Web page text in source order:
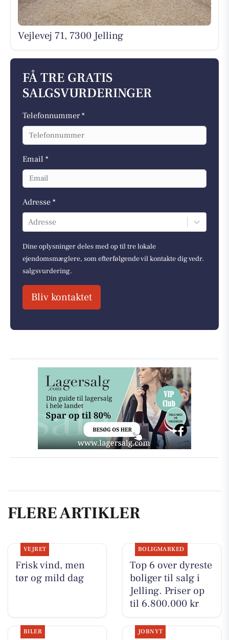
Vejlevej 71, 7300 Jelling
FÅ TRE GRATIS
SALGSVURDERINGER
Telefonnummer *
Email *
Adresse *
Adresse
Dine oplysninger deles med op til tre lokale
ejendomsmæglere, som efterfølgende vil kontakte dig vedr.
salgsvurdering.
Bliv kontaktet
FLERE ARTIKLER
VEJRET
Frisk vind, men
tør og mild dag
BOLIGMARKED
Top 6 over dyreste
boliger til salg i
Jelling. Priser op
til 6.800.000 kr
BILER JOBNYT